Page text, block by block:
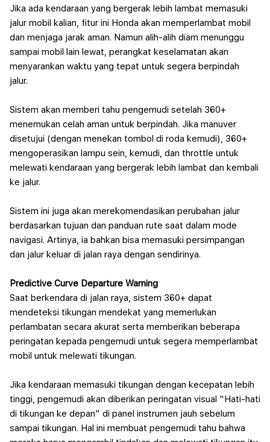
Jika ada kendaraan yang bergerak lebih lambat memasuki
jalur mobil kalian, fitur ini Honda akan memperlambat mobil
dan menjaga jarak aman. Namun alih-alih diam menunggu
sampai mobil lain lewat, perangkat keselamatan akan
menyarankan waktu yang tepat untuk segera berpindah
jalur.
Sistem akan memberi tahu pengemudi setelah 360+
menemukan celah aman untuk berpindah. Jika manuver
disetujui (dengan menekan tombol di roda kemudi), 360+
mengoperasikan lampu sein, kemudi, dan throttle untuk
melewati kendaraan yang bergerak lebih lambat dan kembali
ke jalur.
Sistem ini juga akan merekomendasikan perubahan jalur
berdasarkan tujuan dan panduan rute saat dalam mode
navigasi. Artinya, ia bahkan bisa memasuki persimpangan
dan jalur keluar di jalan raya dengan sendirinya.
Predictive Curve Departure Warning
Saat berkendara di jalan raya, sistem 360+ dapat
mendeteksi tikungan mendekat yang memerlukan
perlambatan secara akurat serta memberikan beberapa
peringatan kepada pengemudi untuk segera memperlambat
mobil untuk melewati tikungan.
Jika kendaraan memasuki tikungan dengan kecepatan lebih
tinggi, pengemudi akan diberikan peringatan visual "Hati-hati
di tikungan ke depan" di panel instrumen jauh sebelum
sampai tikungan. Hal ini membuat pengemudi tahu bahwa